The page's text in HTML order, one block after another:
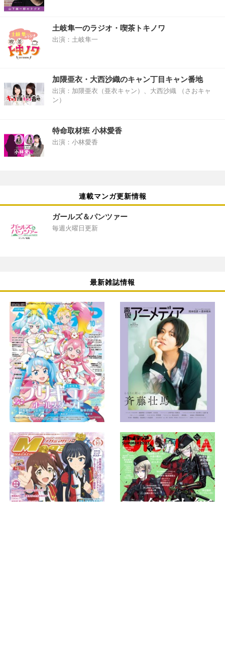
土岐隼一のラジオ・喫茶トキノワ
出演：土岐隼一
加隈亜衣・大西沙織のキャン丁目キャン番地
出演：加隈亜衣（亜衣キャン）、大西沙織 （さおキャ
ン）
特命取材班 小林愛香
出演：小林愛香
連載マンガ更新情報
ガールズ＆パンツァー
毎週火曜日更新
最新雑誌情報